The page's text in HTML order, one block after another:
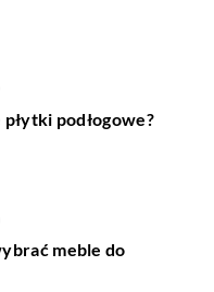
podłogowe?
meble do